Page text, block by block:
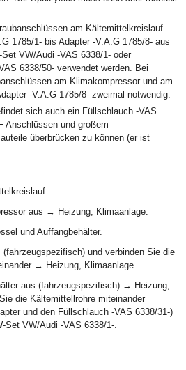
am Kältemittelkreislauf
1785/1- bis Adapter -V.A.G 1785/8- aus
VW/Audi -VAS 6338/1- oder
6338/50- verwendet werden. Bei
am Klimakompressor und am
-V.A.G 1785/8- zweimal notwendig.
sich auch ein Füllschlauch -VAS
Anschlüssen und großem
überbrücken zu können (er ist
aus → Heizung, Klimaanlage.
und Auffangbehälter.
und verbinden Sie die
→ Heizung, Klimaanlage.
aus (fahrzeugspezifisch) → Heizung,
die Kältemittellrohre miteinander
und den Füllschlauch -VAS 6338/31-)
Set VW/Audi -VAS 6338/1-.